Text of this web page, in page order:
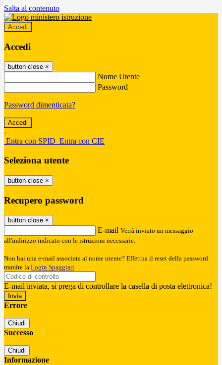
Salta al contenuto
Accedi
Accedi
button close ×
Nome Utente
Password
Password dimenticata?
-
Entra con SPID Entra con CIE
Seleziona utente
button close ×
Recupero password
button close ×
E-mail Verrà inviato un messaggio
all'indirizzo indicato con le istruzioni necessarie.
Non hai una e-mail associata al nome utente? Effettua il reset della password
tramite la Login Spaggiari
E-mail inviata, si prega di controllare la casella di posta elettronica!
Errore
Chiudi
Successo
Chiudi
Informazione